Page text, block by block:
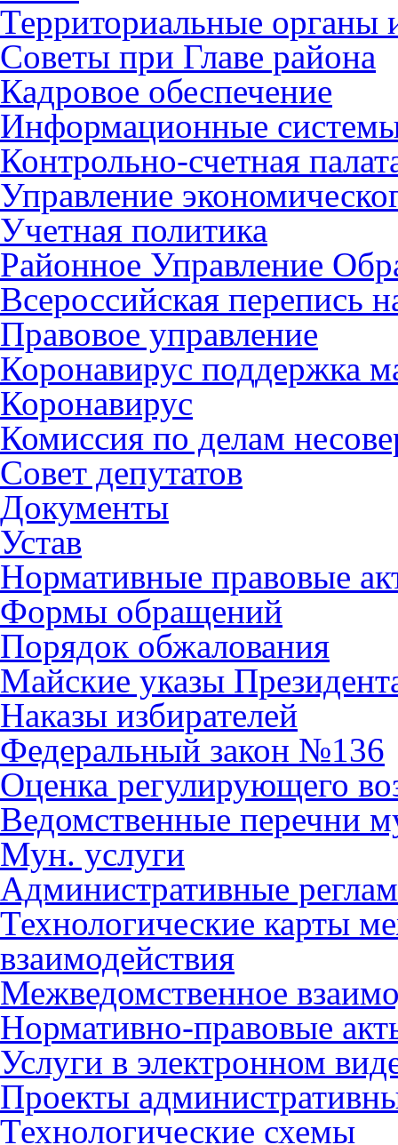
Территориальные органы
Советы при Главе района
Кадровое обеспечение
Информационные
Контрольно-счетная
Управление
Учетная политика
Районное Управление
Всероссийская перепись
Правовое управление
Коронавирус поддержка
Коронавирус
Комиссия по делам
Совет депутатов
Документы
Устав
Нормативные правовые
Формы обращений
Порядок обжалования
Майские указы
Наказы избирателей
Федеральный закон №136
Оценка регулирующего
Ведомственные перечни
Мун. услуги
Административные
Технологические карты
взаимодействия
Межведомственное
Нормативно-правовые
Услуги в электронном
Проекты
Технологические схемы